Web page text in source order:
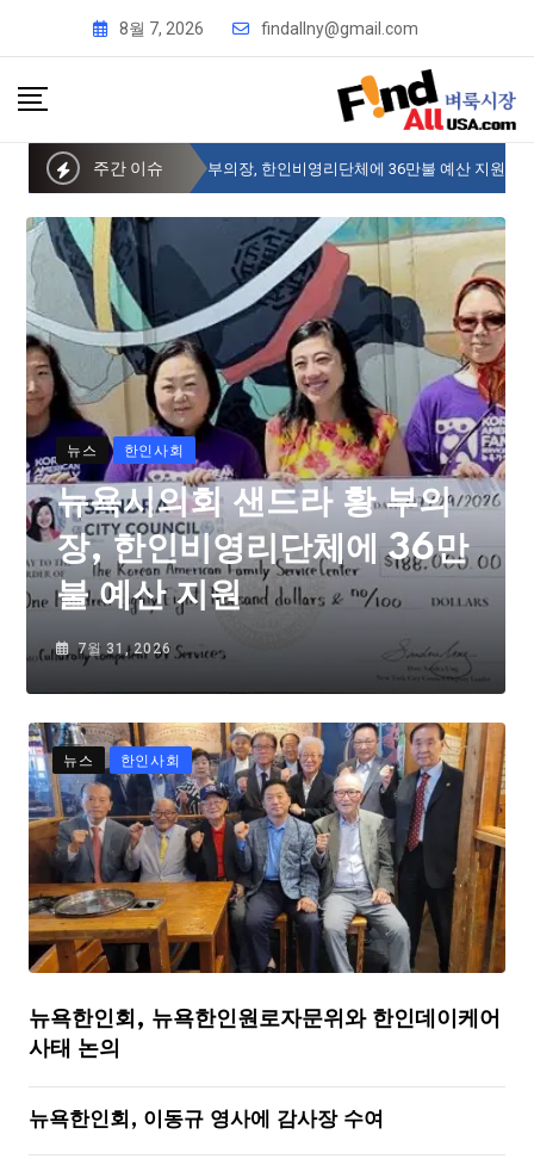
8월 7, 2026 findallny@gmail.com
주간 이슈
뉴욕시의회 샌드라 황 부의장, 한인비영리단체에 36만불 예산 지원
뉴스 한인사회
뉴욕시의회 샌드라 황 부의
장, 한인비영리단체에 36만
불 예산 지원
7월 31, 2026
뉴스 한인사회
뉴욕한인회, 뉴욕한인원로자문위와 한인데이케어
사태 논의
뉴욕한인회, 이동규 영사에 감사장 수여